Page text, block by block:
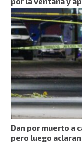
Dan por muerto a
pero luego